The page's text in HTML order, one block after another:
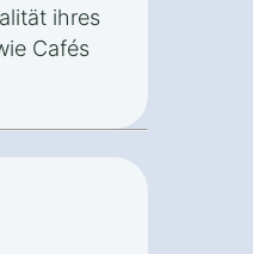
ihres
Cafés